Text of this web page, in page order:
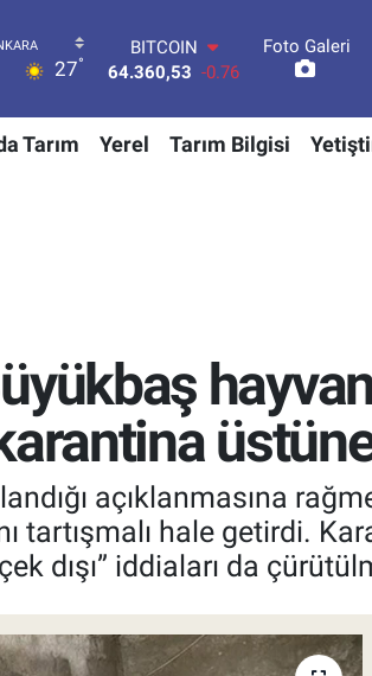
27°
DOLAR
47,7143
0.16
55,0317
STERLİN
Foto Galeri
Tarım Yerel Tarım Bilgisi
açıklanmasına
tartışmalı hale getirdi.
dışı” iddiaları da